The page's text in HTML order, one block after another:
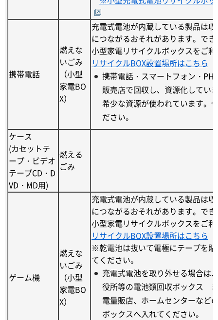
携帯電話
燃えな
いごみ
（小型
家電BO
X）
充電式電池が内蔵している製品は
につながるおそれがあります。で
小型家電リサイクルボックスをご
リサイクルBOX設置場所はこちら
携帯電話・スマートフォン・
販売店で回収し、資源化してい
希少な資源が使われています。
ださい。
ケース
(カセットテ
ープ・ビデオ
テープCD・D
VD・MD用)
燃える
ごみ
ゲーム機
燃えな
いごみ
（小型
家電BO
X）
充電式電池が内蔵している製品は
につながるおそれがあります。で
小型家電リサイクルボックスをご
リサイクルBOX設置場所はこちら
※乾電池は抜いて電極にテープを
てください。
充電式電池を取り外せる場合は
役所等の電池類回収ボックス
電量販店、ホームセンターなど
ボックスへ入れてください。